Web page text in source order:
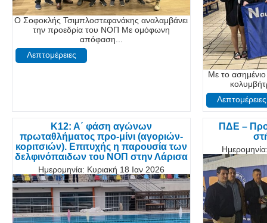
O Σοφοκλής Τσιμπλοστεφανάκης αναλαμβάνει
την προεδρία του ΝΟΠ Με ομόφωνη
απόφαση...
Λεπτομέρειες
Με το ασημένιο
Λεπτομέρειες
Κ12: Α΄ φάση αγώνων
πρωταθλήματος προ-μίνι (αγοριών-
κοριτσιών). Επιτυχής η παρουσία των
δελφινόπαιδων του ΝΟΠ στην Λάρισα
Ημερομηνία: Κυριακή 18 Ιαν 2026
ΠΔΕ –